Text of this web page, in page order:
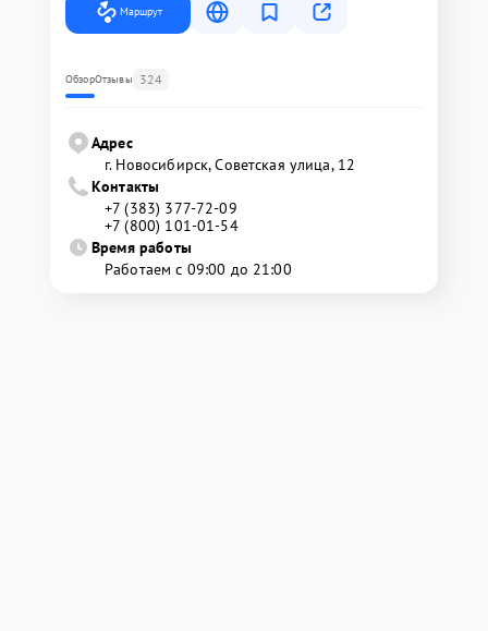
Маршрут
ОбзорОтзывы 324
Адрес
г. Новосибирск, Советская улица, 12
Контакты
+7 (383) 377-72-09
+7 (800) 101-01-54
Время работы
Работаем с 09:00 до 21:00